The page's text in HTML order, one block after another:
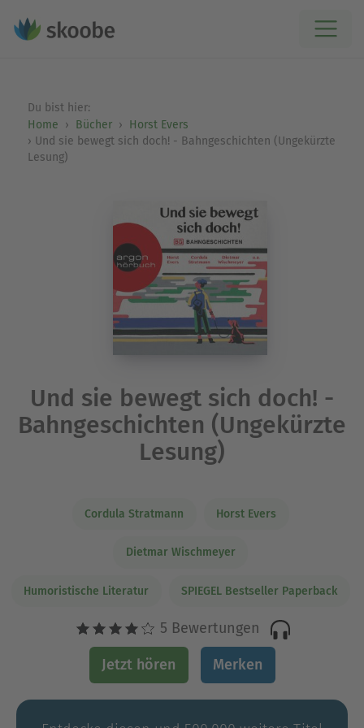
Du bist hier:
Home
Bücher
Horst Evers
Und sie bewegt sich doch! - Bahngeschichten (Ungekürzte
Lesung)
Und sie bewegt sich doch! -
Bahngeschichten (Ungekürzte
Lesung)
Cordula Stratmann Horst Evers
Dietmar Wischmeyer
Humoristische Literatur SPIEGEL Bestseller Paperback
5 Bewertungen
Jetzt hören Merken